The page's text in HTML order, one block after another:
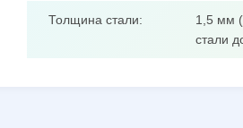
Толщина стали:
1,5 мм
стали